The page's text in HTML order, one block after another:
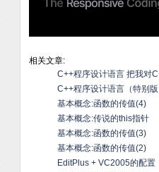
相关文章:
C++程序设计语言 把我对
C++程序设计语言（特别
基本概念:函数的传值(4)
基本概念:传说的this指针
基本概念:函数的传值(3)
基本概念:函数的传值(2)
EditPlus + VC2005的配置